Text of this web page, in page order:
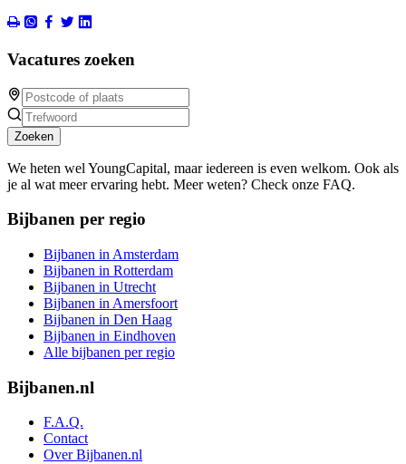
Vacatures zoeken
Zoeken
We heten wel YoungCapital, maar iedereen is even welkom. Ook als
je al wat meer ervaring hebt. Meer weten? Check onze FAQ.
Bijbanen per regio
Bijbanen in Amsterdam
Bijbanen in Rotterdam
Bijbanen in Utrecht
Bijbanen in Amersfoort
Bijbanen in Den Haag
Bijbanen in Eindhoven
Alle bijbanen per regio
Bijbanen.nl
F.A.Q.
Contact
Over Bijbanen.nl